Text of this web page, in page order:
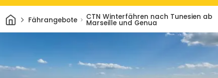
HeimFährangebote CTN Winterfähren nach Tunesien ab
Marseille und Genua